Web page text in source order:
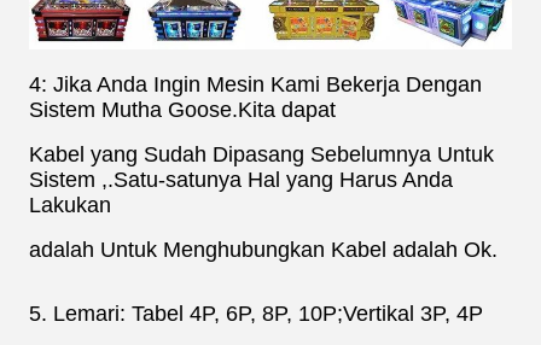
4: Jika Anda Ingin Mesin Kami Bekerja Dengan
Sistem Mutha Goose.Kita dapat
Kabel yang Sudah Dipasang Sebelumnya Untuk
Sistem ,.Satu-satunya Hal yang Harus Anda
Lakukan
adalah Untuk Menghubungkan Kabel adalah Ok.
5. Lemari: Tabel 4P, 6P, 8P, 10P;Vertikal 3P, 4P